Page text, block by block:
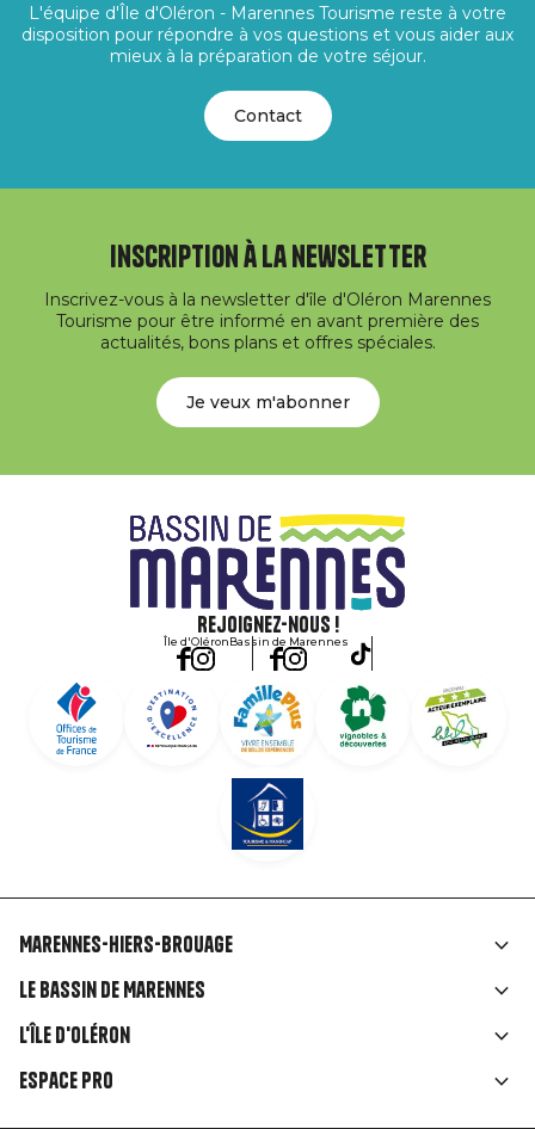
L'équipe d'Île d'Oléron - Marennes Tourisme reste à votre
disposition pour répondre à vos questions et vous aider aux
mieux à la préparation de votre séjour.
Contact
Inscription à la newsletter
Inscrivez-vous à la newsletter d'île d'Oléron Marennes
Tourisme pour être informé en avant première des
actualités, bons plans et offres spéciales.
Je veux m'abonner
Rejoignez-nous !
Île d'OléronBassin de Marennes
Liens
rubriques
Marennes-Hiers-Brouage
Le Bassin de Marennes
L'île d'Oléron
Espace Pro